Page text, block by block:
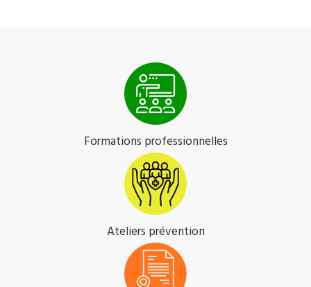
Formations professionnelles
Ateliers prévention